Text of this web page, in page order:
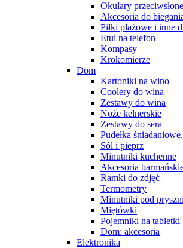
Okulary
Akcesoria do
Piłki plażowe i inne
Etui na telefon
Kompasy
Krokomierze
Dom
Kartoniki na wino
Coolery do wina
Zestawy do wina
Noże kelnerskie
Zestawy do sera
Pudełka
Sól i pieprz
Minutniki kuchenne
Akcesoria
Ramki do zdjęć
Termometry
Minutniki pod
Miętówki
Pojemniki na tabletki
Dom: akcesoria
Elektronika